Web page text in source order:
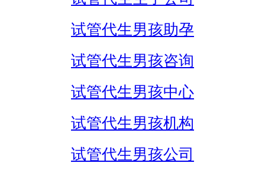
试管代生男孩助孕
试管代生男孩咨询
试管代生男孩中心
试管代生男孩机构
试管代生男孩公司